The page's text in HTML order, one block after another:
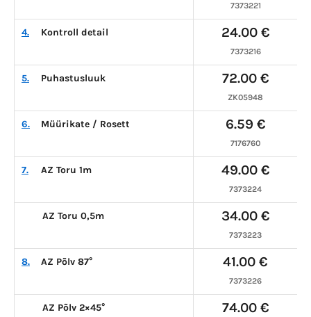
7373221
4. Kontroll detail 24.00 €
7373216
5. Puhastusluuk 72.00 €
ZK05948
6. Müürikate / Rosett 6.59 €
7176760
7. AZ Toru 1m 49.00 €
7373224
AZ Toru 0,5m 34.00 €
7373223
8. AZ Põlv 87° 41.00 €
7373226
AZ Põlv 2×45° 74.00 €